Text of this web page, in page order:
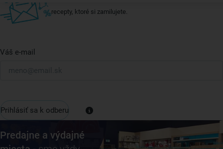
recepty, ktoré si zamilujete.
Váš e-mail
Prihlásiť sa k odberu
Predajne a výdajné